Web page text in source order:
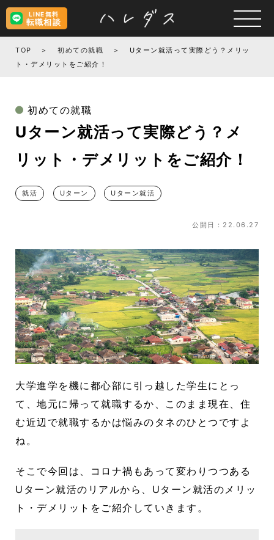
LINE無料
転職相談
TOP 初めての就職
Uターン就活って実際どう？メリッ
ト・デメリットをご紹介！
初めての就職
Uターン就活って実際どう？メ
リット・デメリットをご紹介！
就活 Uターン Uターン就活
公開日：22.06.27
大学進学を機に都心部に引っ越した学生にとっ
て、地元に帰って就職するか、このまま現在、住
む近辺で就職するかは悩みのタネのひとつですよ
ね。
そこで今回は、コロナ禍もあって変わりつつある
Uターン就活のリアルから、Uターン就活のメリッ
ト・デメリットをご紹介していきます。